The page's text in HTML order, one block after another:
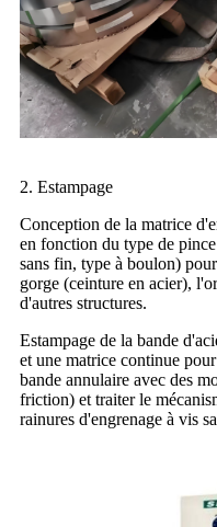
2. Estampage
Conception de la matrice
en fonction du type de
sans fin, type à boulon)
gorge (ceinture en acier),
d'autres structures.
Estampage de la bande
et une matrice continue
bande annulaire avec des
friction) et traiter le
rainures d'engrenage à vis